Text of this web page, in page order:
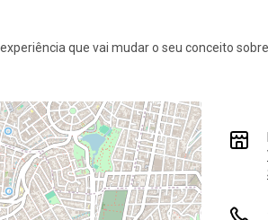
experiência que vai mudar o seu conceito